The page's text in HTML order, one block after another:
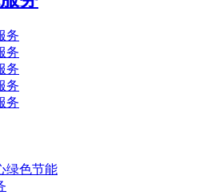
务
务
务
务
务
绿色节能